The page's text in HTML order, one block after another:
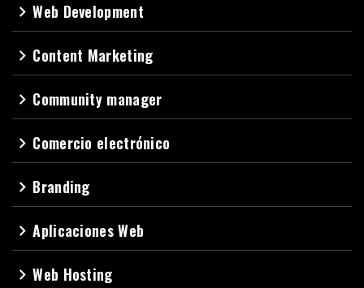
navigate_nextWeb Development
navigate_next Content Marketing
navigate_next Community manager
navigate_next Comercio electrónico
navigate_next Branding
navigate_nextAplicaciones Web
navigate_nextWeb Hosting